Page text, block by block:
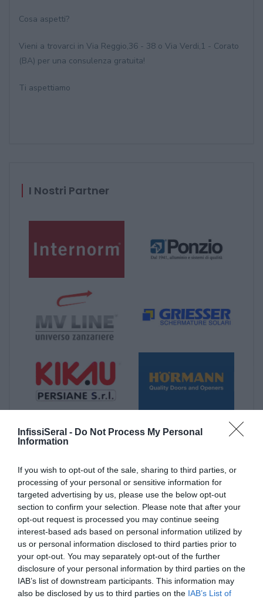
InfissiSeral - Do Not Process My Personal
Information
If you wish to opt-out of the sale, sharing to third parties, or
processing of your personal or sensitive information for
targeted advertising by us, please use the below opt-out
section to confirm your selection. Please note that after your
opt-out request is processed you may continue seeing
interest-based ads based on personal information utilized by
us or personal information disclosed to third parties prior to
your opt-out. You may separately opt-out of the further
disclosure of your personal information by third parties on the
IAB’s list of downstream participants. This information may
also be disclosed by us to third parties on the IAB’s List of
Cosa aspetti?
Vieni a trovarci in Via Reggio,36 - 38 o Via Verdi,1 - Corato
(BA) per una consulenza gratuita!
Ti aspettiamo
I Nostri Partner
Ultime Novità